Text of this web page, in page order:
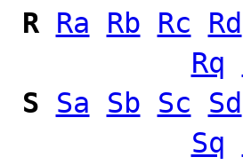
R Ra Rb Rc Rd
Rq
S
Sa Sb Sc Sd
Sq